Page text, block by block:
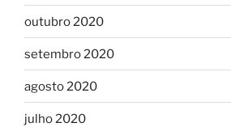
outubro 2020
setembro 2020
agosto 2020
julho 2020